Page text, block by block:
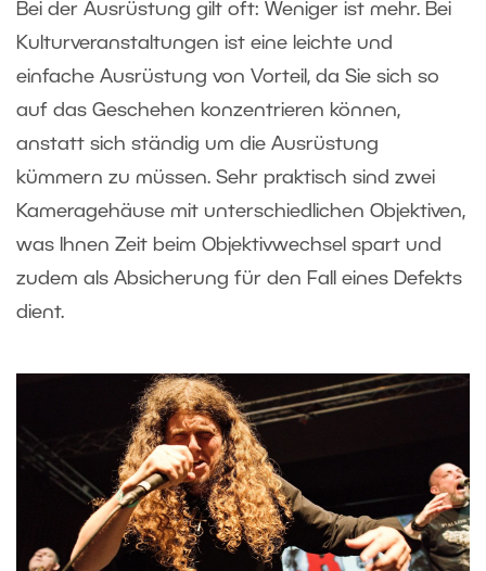
Bei der Ausrüstung gilt oft: Weniger ist mehr. Bei
Kulturveranstaltungen ist eine leichte und
einfache Ausrüstung von Vorteil, da Sie sich so
auf das Geschehen konzentrieren können,
anstatt sich ständig um die Ausrüstung
kümmern zu müssen. Sehr praktisch sind zwei
Kameragehäuse mit unterschiedlichen Objektiven,
was Ihnen Zeit beim Objektivwechsel spart und
zudem als Absicherung für den Fall eines Defekts
dient.